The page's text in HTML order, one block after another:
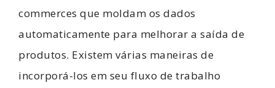
commerces que moldam os dados
automaticamente para melhorar a saída de
produtos. Existem várias maneiras de
incorporá-los em seu fluxo de trabalho